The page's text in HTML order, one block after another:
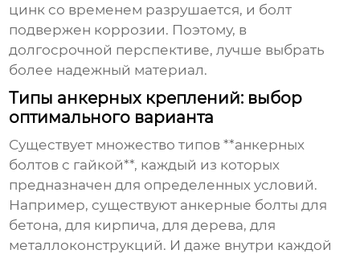
цинк со временем разрушается, и болт
подвержен коррозии. Поэтому, в
долгосрочной перспективе, лучше выбрать
более надежный материал.
Типы анкерных креплений: выбор
оптимального варианта
Существует множество типов **анкерных
болтов с гайкой**, каждый из которых
предназначен для определенных условий.
Например, существуют анкерные болты для
бетона, для кирпича, для дерева, для
металлоконструкций. И даже внутри каждой